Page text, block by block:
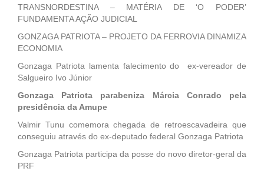
TRANSNORDESTINA – MATÉRIA DE ‘O PODER’
FUNDAMENTA AÇÃO JUDICIAL
GONZAGA PATRIOTA – PROJETO DA FERROVIA DINAMIZA
ECONOMIA
Gonzaga Patriota lamenta falecimento do ex-vereador de
Salgueiro Ivo Júnior
Gonzaga Patriota parabeniza Márcia Conrado pela
presidência da Amupe
Valmir Tunu comemora chegada de retroescavadeira que
conseguiu através do ex-deputado federal Gonzaga Patriota
Gonzaga Patriota participa da posse do novo diretor-geral da
PRF